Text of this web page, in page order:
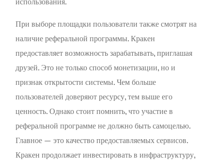
При выборе площадки пользователи также смотрят на
наличие реферальной программы. Кракен
предоставляет возможность зарабатывать, приглашая
друзей. Это не только способ монетизации, но и
признак открытости системы. Чем больше
пользователей доверяют ресурсу, тем выше его
ценность. Однако стоит помнить, что участие в
реферальной программе не должно быть самоцелью.
Главное — это качество предоставляемых сервисов.
Кракен продолжает инвестировать в инфраструктуру,